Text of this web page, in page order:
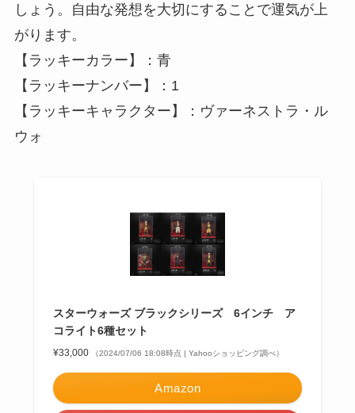
しょう。自由な発想を大切にすることで運気が上
がります。
【ラッキーカラー】：青
【ラッキーナンバー】：1
【ラッキーキャラクター】：ヴァーネストラ・ル
ウォ
スターウォーズ ブラックシリーズ 6インチ ア
コライト6種セット
¥33,000 （2024/07/06 18:08時点 | Yahooショッピング調べ）
Amazon